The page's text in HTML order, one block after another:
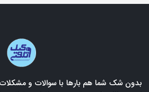
بدون شک شما هم بارها با سوالات و